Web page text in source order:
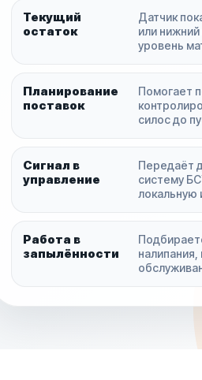
Текущий
остаток
Датчик
или
уровень
Планирование
поставок
Помогает
силос до
Сигнал в
управление
Передаёт
систему
локальную
Работа в
запылённости